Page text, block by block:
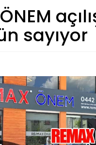
sayıyor